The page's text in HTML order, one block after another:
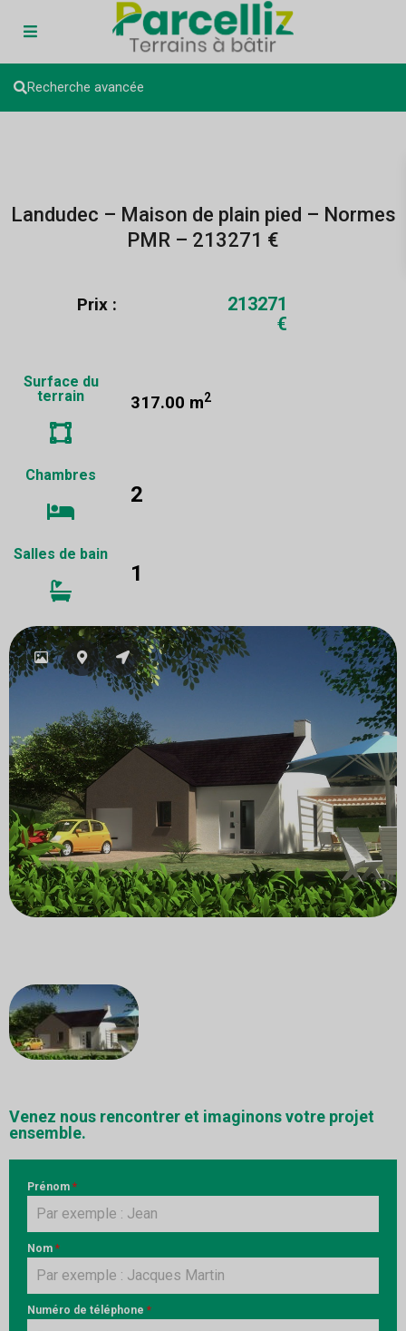
Recherche avancée
Landudec – Maison de plain pied – Normes
PMR – 213271 €
Prix :
213271
€
Surface du
terrain
317.00 m2
Chambres
2
Salles de bain
1
Venez nous rencontrer et imaginons votre projet
ensemble.
Prénom *
Nom *
Numéro de téléphone *